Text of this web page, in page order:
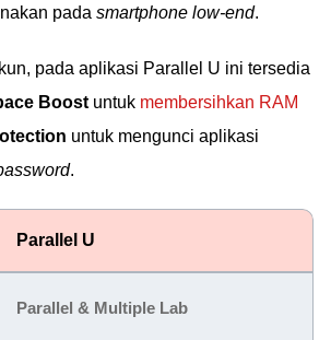
pada smartphone low-end.
pada aplikasi Parallel U ini tersedia
Boost untuk membersihkan RAM
untuk mengunci aplikasi
.
Parallel U
Parallel & Multiple Lab